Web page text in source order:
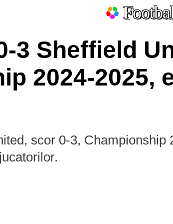
Campionate
League
La Liga Bundesliga Serie A
3 Sheffield
2024-2025,
scor 0-3, Championship